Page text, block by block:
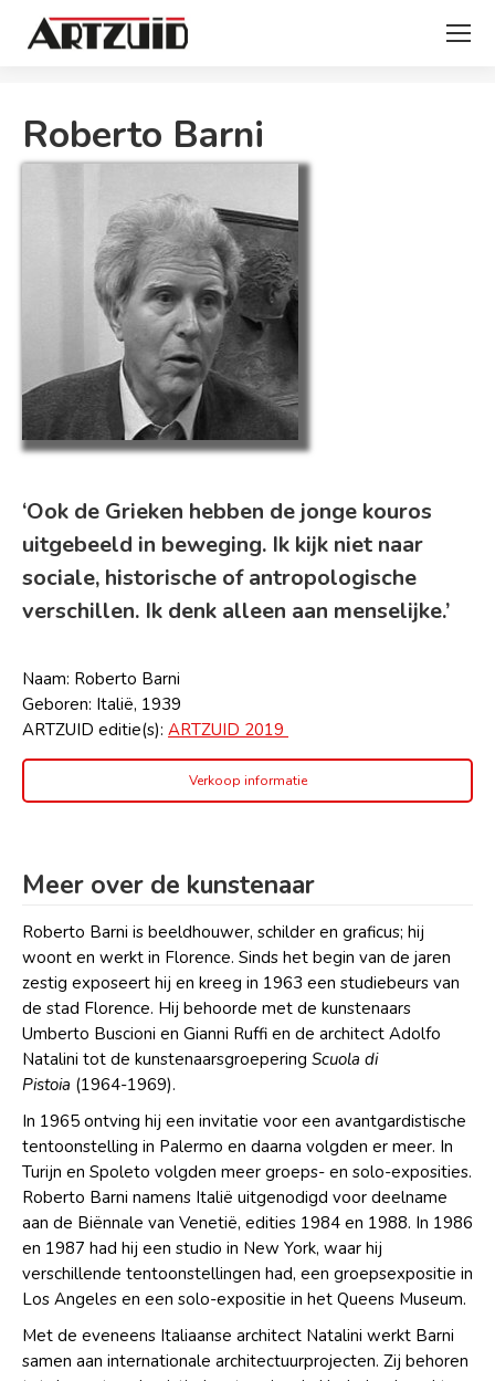
Roberto Barni
‘Ook de Grieken hebben de jonge kouros
uitgebeeld in beweging. Ik kijk niet naar
sociale, historische of antropologische
verschillen. Ik denk alleen aan menselijke.’
Naam: Roberto Barni
Geboren: Italië, 1939
ARTZUID editie(s): ARTZUID 2019
Verkoop informatie
Meer over de kunstenaar
Roberto Barni is beeldhouwer, schilder en graficus; hij
woont en werkt in Florence. Sinds het begin van de jaren
zestig exposeert hij en kreeg in 1963 een studiebeurs van
de stad Florence. Hij behoorde met de kunstenaars
Umberto Buscioni en Gianni Ruffi en de architect Adolfo
Natalini tot de kunstenaarsgroepering Scuola di
Pistoia (1964-1969).
In 1965 ontving hij een invitatie voor een avantgardistische
tentoonstelling in Palermo en daarna volgden er meer. In
Turijn en Spoleto volgden meer groeps- en solo-exposities.
Roberto Barni namens Italië uitgenodigd voor deelname
aan de Biënnale van Venetië, edities 1984 en 1988. In 1986
en 1987 had hij een studio in New York, waar hij
verschillende tentoonstellingen had, een groepsexpositie in
Los Angeles en een solo-expositie in het Queens Museum.
Met de eveneens Italiaanse architect Natalini werkt Barni
samen aan internationale architectuurprojecten. Zij behoren